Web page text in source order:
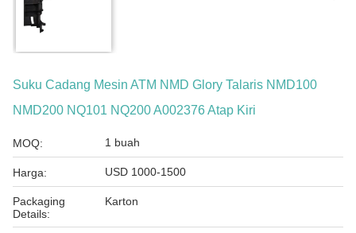
Suku Cadang Mesin ATM NMD Glory Talaris NMD100
NMD200 NQ101 NQ200 A002376 Atap Kiri
MOQ: 1 buah
Harga: USD 1000-1500
Packaging
Details:
Karton